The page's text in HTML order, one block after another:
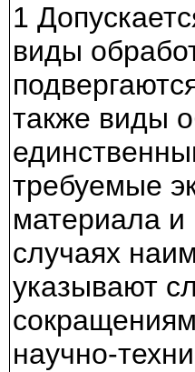
1
виды
также виды
требуемые
материала и
случаях
указывают
научно-